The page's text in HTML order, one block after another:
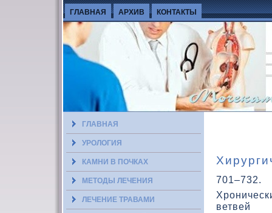
ГЛАВНАЯ АРХИВ КОНТАКТЫ
ГЛАВНАЯ
УРОЛОГИЯ
КАМНИ В ПОЧКАХ
МЕТОДЫ ЛЕЧЕНИЯ
ЛЕЧЕНИЕ ТРАВАМИ
701–732.
ветвей